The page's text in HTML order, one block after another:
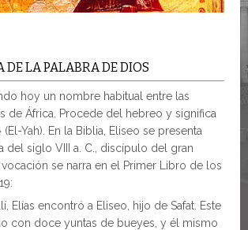
DE LA PALABRA DE DIOS
hoy un nombre habitual entre las
de África. Procede del hebreo y significa
Yah). En la Biblia, Eliseo se presenta
del siglo VIII a. C., discípulo del gran
vocación se narra en el Primer Libro de los
Elías encontró a Eliseo, hijo de Safat. Este
con doce yuntas de bueyes, y él mismo